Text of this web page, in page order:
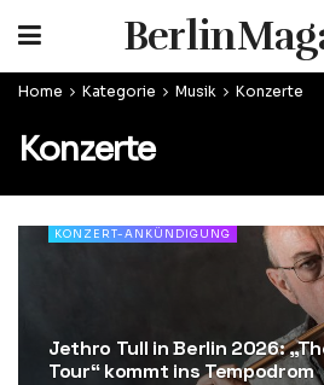
Home Kategorie Musik Konzerte
Konzerte
KONZERT-ANKÜNDIGUNG
Jethro Tull in Berlin 2026:
Tour“ kommt ins Tempodrom